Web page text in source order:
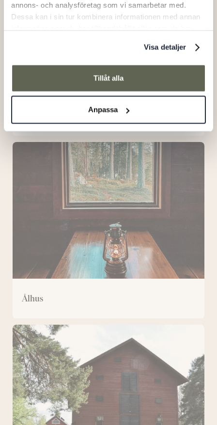
annons- och analysföretag som vi samarbetar med.
Dessa kan i sin tur kombinera informationen med annan
Visa detaljer
Tillåt alla
Anpassa
Ålhus
Ålhus
Magasinet